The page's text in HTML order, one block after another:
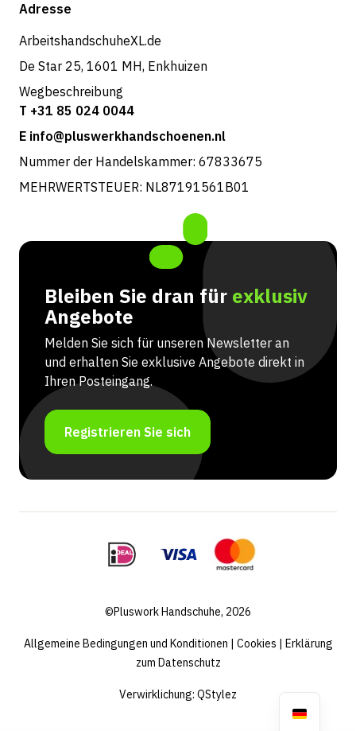
Rücksendungen und Service
Adresse
ArbeitshandschuheXL.de
De Star 25, 1601 MH, Enkhuizen
Wegbeschreibung
T +31 85 024 0044
E info@pluswerkhandschoenen.nl
Nummer der Handelskammer: 67833675
MEHRWERTSTEUER: NL87191561B01
Bleiben Sie dran für exklusiv
Angebote
Melden Sie sich für unseren Newsletter an
und erhalten Sie exklusive Angebote direkt in
Ihren Posteingang.
Registrieren Sie sich
©Pluswork Handschuhe, 2026
Allgemeine Bedingungen und Konditionen | Cookies | Erklärung
zum Datenschutz
Verwirklichung: QStylez